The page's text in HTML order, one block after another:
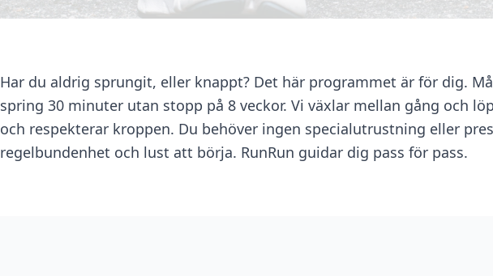
Har du aldrig sprungit, eller knappt? Det här programmet är för dig.
spring 30 minuter utan stopp på 8 veckor. Vi växlar mellan gång och
och respekterar kroppen. Du behöver ingen specialutrustning eller
regelbundenhet och lust att börja. RunRun guidar dig pass för pass.